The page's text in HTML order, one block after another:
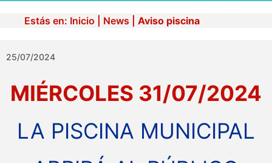
Estás en: Inicio News Aviso piscina
25/07/2024
MIÉRCOLES 31/07/2024
LA PISCINA MUNICIPAL